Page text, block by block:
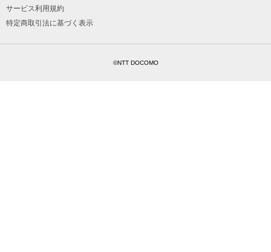
サービス利用規約
特定商取引法に基づく表示
©NTT DOCOMO